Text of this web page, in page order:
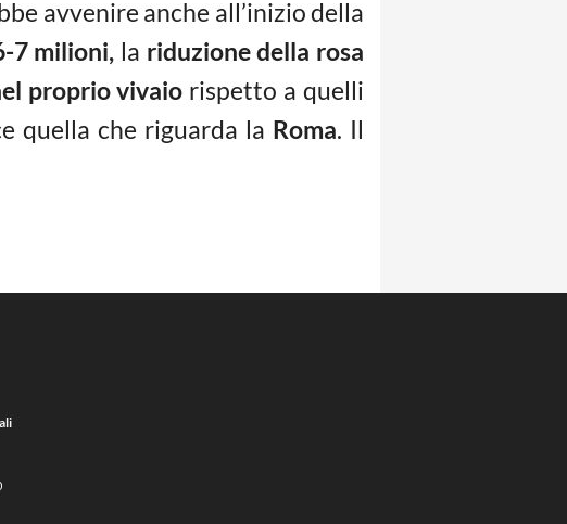
avvenire anche all’inizio della
7 milioni, la riduzione della rosa
proprio vivaio rispetto a quelli
quella che riguarda la Roma. Il